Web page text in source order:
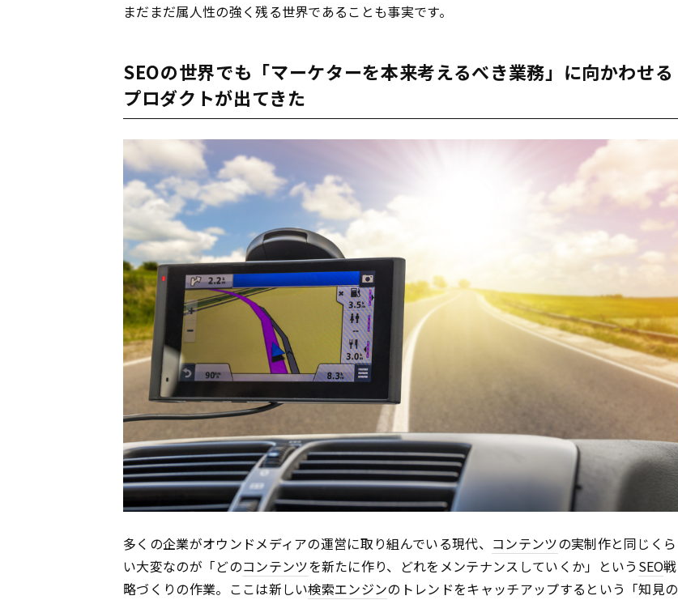
まだまだ属人性の強く残る世界であることも事実です。
SEOの世界でも「マーケターを本来考えるべき業務」に向かわせる
プロダクトが出てきた
多くの企業がオウンドメディアの運営に取り組んでいる現代、 コンテンツの実制作と同じくら
い大変なのが「どのコンテンツを新たに作り、どれをメンテナンスしていくか」という SEO戦
略づくりの作業。ここは新しい検索エンジンのトレンドをキャッチアップするという「知見の